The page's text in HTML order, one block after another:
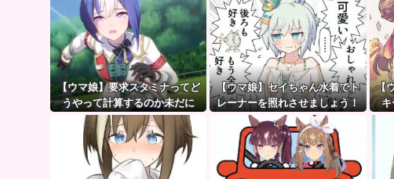
【ウマ娘】要求スタミナってど
うやって計算するのか未だに
謎…
【ウマ娘】セイちゃん水着でト
レーナーを照れさせましょう！
→ 結果
【